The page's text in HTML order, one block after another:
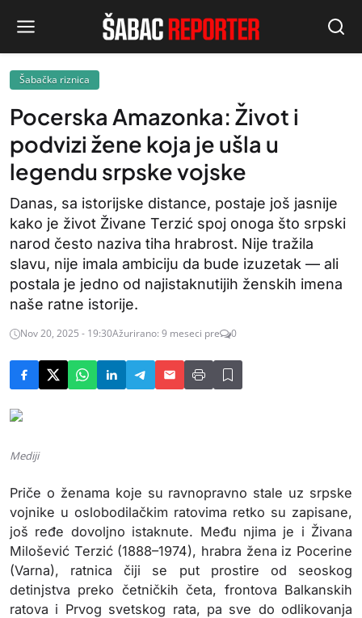
Šabačka riznica
Pocerska Amazonka: Život i
podvizi žene koja je ušla u
legendu srpske vojske
Danas, sa istorijske distance, postaje još jasnije
kako je život Živane Terzić spoj onoga što srpski
narod često naziva tiha hrabrost. Nije tražila
slavu, nije imala ambiciju da bude izuzetak — ali
postala je jedno od najistaknutijih ženskih imena
naše ratne istorije.
Nov 20, 2025 - 19:30Ažurirano: 9 meseci pre 0
Mediji
Priče o ženama koje su ravnopravno stale uz srpske
vojnike u oslobodilačkim ratovima retko su zapisane,
još ređe dovoljno istaknute. Među njima je i Živana
Milošević Terzić (1888–1974), hrabra žena iz Pocerine
(Varna), ratnica čiji se put prostire od seoskog
detinjstva preko četničkih četa, frontova Balkanskih
ratova i Prvog svetskog rata, pa sve do odlikovanja